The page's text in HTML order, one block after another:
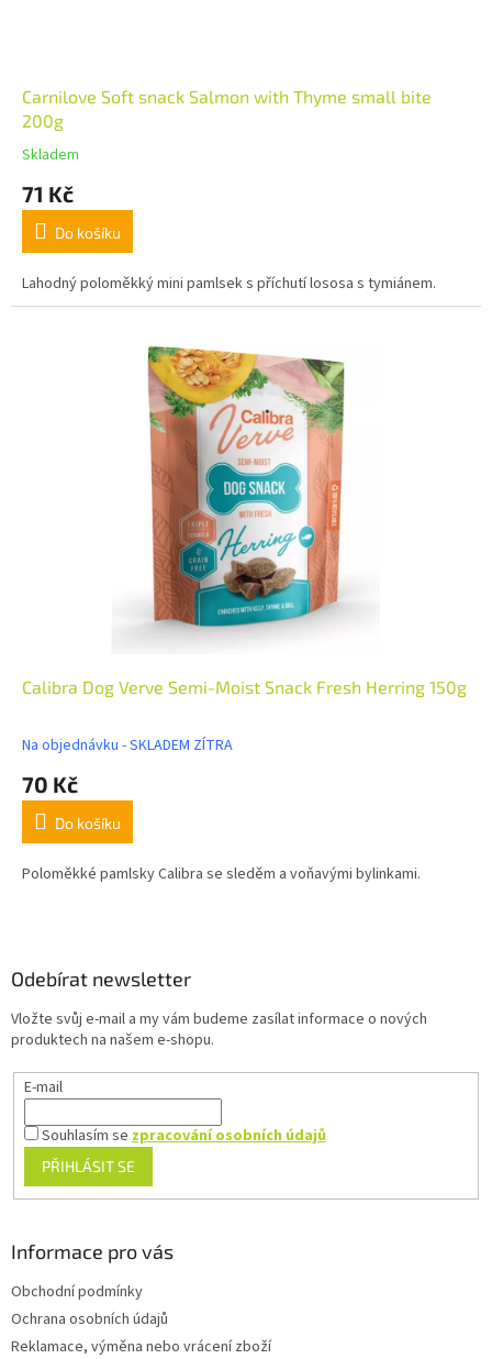
Carnilove Soft snack Salmon with Thyme small bite
200g
Skladem
71 Kč
Do košíku
Lahodný poloměkký mini pamlsek s příchutí lososa s tymiánem.
Calibra Dog Verve Semi-Moist Snack Fresh Herring 150g
Na objednávku - SKLADEM ZÍTRA
70 Kč
Do košíku
Poloměkké pamlsky Calibra se sleděm a voňavými bylinkami.
Odebírat newsletter
Vložte svůj e-mail a my vám budeme zasílat informace o nových
produktech na našem e-shopu.
E-mail
Souhlasím sezpracování osobních údajů
PŘIHLÁSIT SE
Informace pro vás
Obchodní podmínky
Ochrana osobních údajů
Reklamace, výměna nebo vrácení zboží